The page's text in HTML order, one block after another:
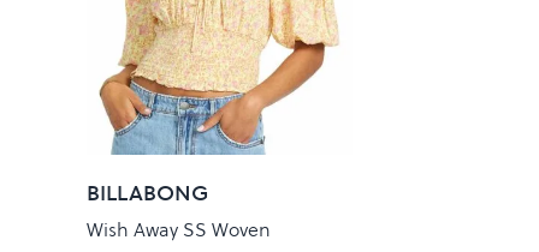
BILLABONG
Wish Away SS Woven